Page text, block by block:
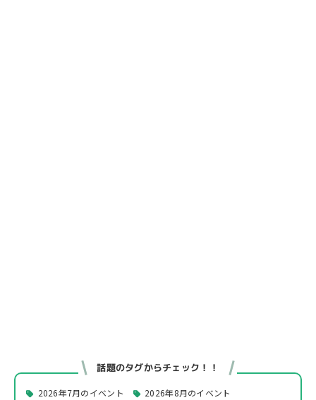
話題のタグからチェック！！
2026年7月のイベント
2026年8月のイベント